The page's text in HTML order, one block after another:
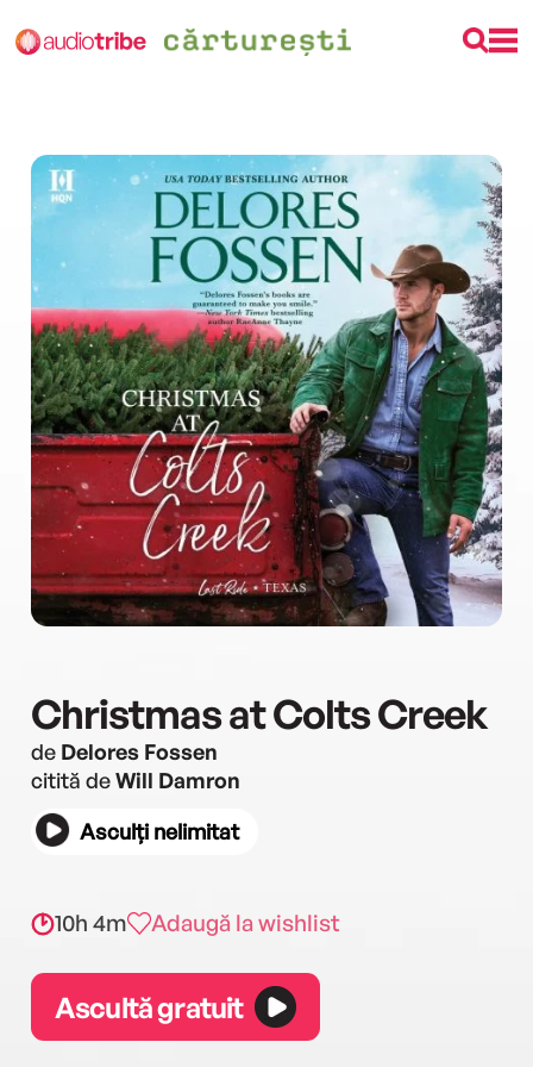
Christmas at Colts Creek
de Delores Fossen
citită deWill Damron
Asculți nelimitat
10h 4m Adaugă la wishlist
Ascultă gratuit